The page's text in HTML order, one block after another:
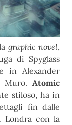
graphic novel,
di Spyglass
in Alexander
Muro. Atomic
stiloso, ha in
fin dalle
Londra con la